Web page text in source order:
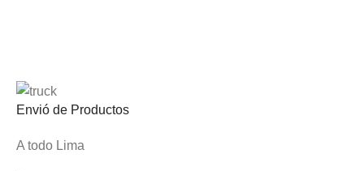
Envió de Productos
A todo Lima